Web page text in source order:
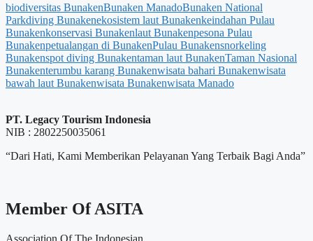
biodiversitas BunakenBunaken ManadoBunaken National
Parkdiving Bunakenekosistem laut Bunakenkeindahan Pulau
Bunakenkonservasi Bunakenlaut Bunakenpesona Pulau
Bunakenpetualangan di BunakenPulau Bunakensnorkeling
Bunakenspot diving Bunakentaman laut BunakenTaman Nasional
Bunakenterumbu karang Bunakenwisata bahari Bunakenwisata
bawah laut Bunakenwisata Bunakenwisata Manado
PT. Legacy Tourism Indonesia
NIB : 2802250035061
“Dari Hati, Kami Memberikan Pelayanan Yang Terbaik Bagi Anda”
Member Of ASITA